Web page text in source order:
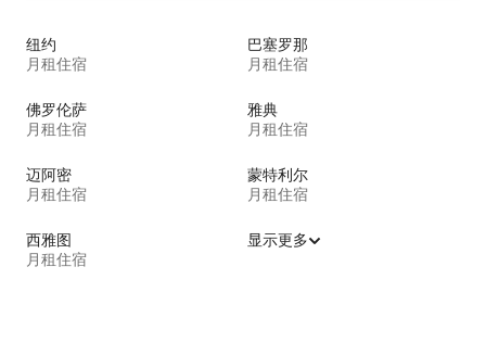
纽约
月租住宿
巴塞罗那
月租住宿
佛罗伦萨
月租住宿
雅典
月租住宿
迈阿密
月租住宿
蒙特利尔
月租住宿
西雅图
月租住宿
显示更多